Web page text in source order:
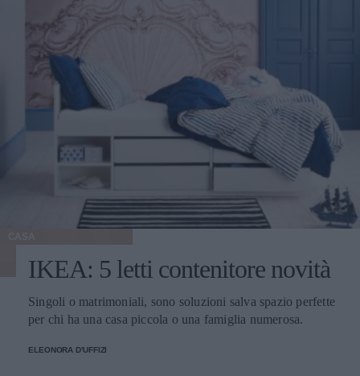
IKEA: 5 letti contenitore novità
Singoli o matrimoniali, sono soluzioni salva spazio perfette
per chi ha una casa piccola o una famiglia numerosa.
ELEONORA D'UFFIZI